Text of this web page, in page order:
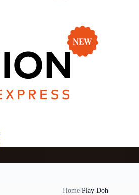
Home/Play Doh